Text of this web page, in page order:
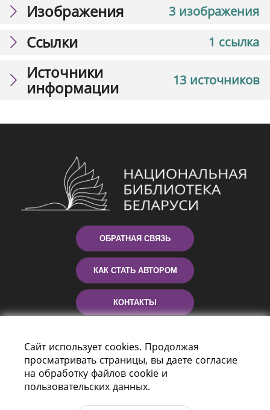
3 изображения
Изображения
1 ссылка
Ссылки
13 источников
Источники
информации
ОБРАТНАЯ СВЯЗЬ
КАК СТАТЬ АВТОРОМ
КОНТАКТЫ
Сайт использует cookies. Продолжая
просматривать страницы, вы даете согласие
на обработку файлов cookie и
пользовательских данных.